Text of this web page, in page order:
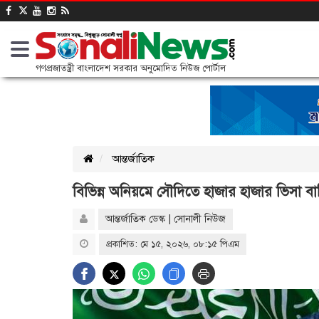
গণপ্রজাতন্ত্রী বাংলাদেশ সরকার অনুমোদিত নিউজ পোর্টাল
আন্তর্জাতিক
বিভিন্ন অনিয়মে সৌদিতে হাজার হাজার ভিসা
আন্তর্জাতিক ডেস্ক | সোনালী নিউজ
প্রকাশিত: মে ১৫, ২০২৬, ০৮:১৫ পিএম